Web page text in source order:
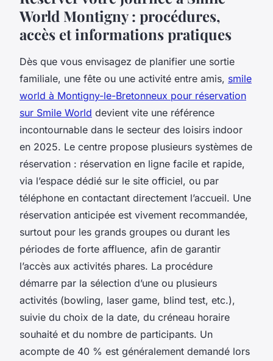
World Montigny : procédures,
accès et informations pratiques
Dès que vous envisagez de planifier une sortie
familiale, une fête ou une activité entre amis, smile
world à Montigny-le-Bretonneux pour réservation
sur Smile World devient vite une référence
incontournable dans le secteur des loisirs indoor
en 2025. Le centre propose plusieurs systèmes de
réservation : réservation en ligne facile et rapide,
via l’espace dédié sur le site officiel, ou par
téléphone en contactant directement l’accueil. Une
réservation anticipée est vivement recommandée,
surtout pour les grands groupes ou durant les
périodes de forte affluence, afin de garantir
l’accès aux activités phares. La procédure
démarre par la sélection d’une ou plusieurs
activités (bowling, laser game, blind test, etc.),
suivie du choix de la date, du créneau horaire
souhaité et du nombre de participants. Un
acompte de 40 % est généralement demandé lors